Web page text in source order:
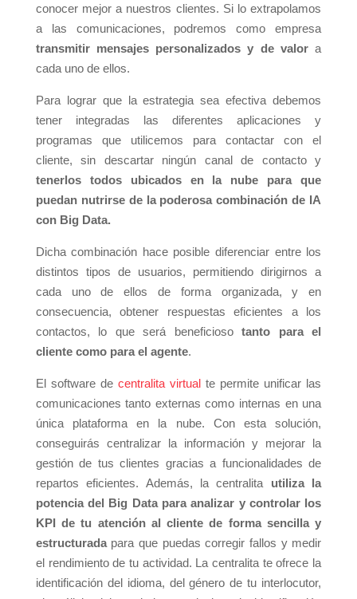
conocer mejor a nuestros clientes. Si lo extrapolamos
a las comunicaciones, podremos como empresa
transmitir mensajes personalizados y de valora
cada uno de ellos.
Para lograr que la estrategia sea efectiva debemos
tener integradas las diferentes aplicaciones y
programas que utilicemos para contactar con el
cliente, sin descartar ningún canal de contacto y
tenerlos todos ubicados en la nube para que
puedan nutrirse de la poderosa combinación de IA
con Big Data.
Dicha combinación hace posible diferenciar entre los
distintos tipos de usuarios, permitiendo dirigirnos a
cada uno de ellos de forma organizada, y en
consecuencia, obtener respuestas eficientes a los
contactos, lo que será beneficiosotanto para el
cliente como para el agente.
El software de centralita virtual te permite unificar las
comunicaciones tanto externas como internas en una
única plataforma en la nube. Con esta solución,
conseguirás centralizar la información y mejorar la
gestión de tus clientes gracias a funcionalidades de
repartos eficientes. Además, la centralita utiliza la
potencia del Big Data para analizar y controlar los
KPI de tu atención al cliente de forma sencilla y
estructuradapara que puedas corregir fallos y medir
el rendimiento de tu actividad. La centralita te ofrece la
identificación del idioma, del género de tu interlocutor,